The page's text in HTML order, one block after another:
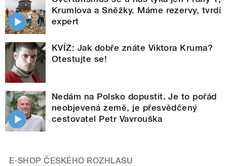
Krumlova a Sněžky. Máme rezervy, tvrdí
expert
KVÍZ: Jak dobře znáte Viktora Kruma?
Otestujte se!
Nedám na Polsko dopustit. Je to pořád
neobjevená země, je přesvědčený
cestovatel Petr Vavrouška
E-SHOP ČESKÉHO ROZHLASU